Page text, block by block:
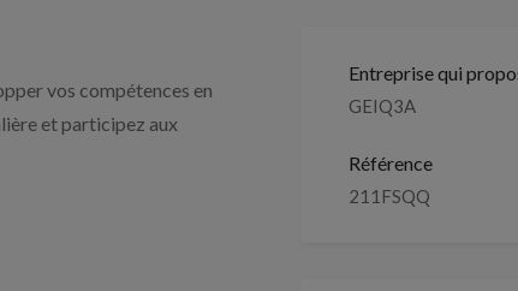
vos compétences en
et participez aux
Entreprise qui
GEIQ3A
Référence
211FSQQ